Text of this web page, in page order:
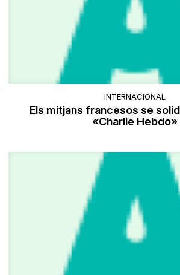
INTERNACIONAL
Els mitjans francesos se
«Charlie Hebdo»